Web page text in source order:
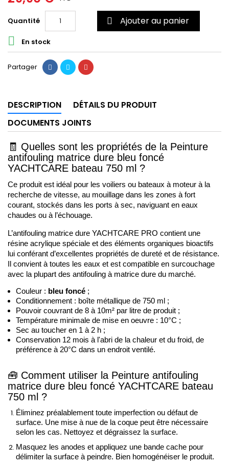
Quantité  Ajouter au panier
 En stock
Partager
DESCRIPTION
DÉTAILS DU PRODUIT
DOCUMENTS JOINTS
🧾 Quelles sont les propriétés de la Peinture
antifouling matrice dure bleu foncé
YACHTCARE bateau 750 ml ?
Ce produit est idéal pour les voiliers ou bateaux à moteur à la
recherche de vitesse, au mouillage dans les zones à fort
courant, stockés dans les ports à sec, naviguant en eaux
chaudes ou à l’échouage.
L’antifouling matrice dure YACHTCARE PRO contient une
résine acrylique spéciale et des éléments organiques bioactifs
lui conférant d’excellentes propriétés de dureté et de résistance.
Il convient à toutes les eaux et est compatible en surcouchage
avec la plupart des antifouling à matrice dure du marché.
Couleur : bleu foncé ;
Conditionnement : boîte métallique de 750 ml ;
Pouvoir couvrant de 8 à 10m² par litre de produit ;
Température minimale de mise en oeuvre : 10°C ;
Sec au toucher en 1 à 2 h ;
Conservation 12 mois à l'abri de la chaleur et du froid, de
préférence à 20°C dans un endroit ventilé.
🧰 Comment utiliser la Peinture antifouling
matrice dure bleu foncé YACHTCARE bateau
750 ml ?
Éliminez préalablement toute imperfection ou défaut de
surface. Une mise à nue de la coque peut être nécessaire
selon les cas. Nettoyez et dégraissez la surface.
Masquez les anodes et appliquez une bande cache pour
délimiter la surface à peindre. Bien homogénéiser le produit.